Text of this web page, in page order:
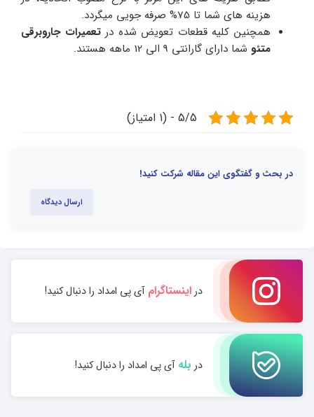
هزینه های شما تا 75% صرفه جویی میگردد.
همچنین کلیه قطعات تعویض شده درتعمیرات جاروبرقی
متئو شما دارای گارانتی 9 الی 12 ماهه هستند.
5/5 - (1 امتیاز)
در بحث و گفتگوی این مقاله شرکت کنید!
ارسال دیدگاه
دراینستاگرامآی پی امداد را دنبال کنید!
در بلهآی پی امداد را دنبال کنید!